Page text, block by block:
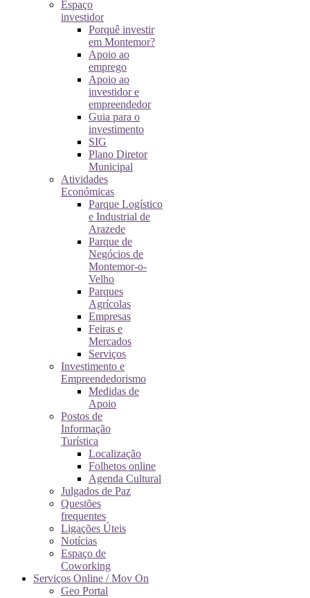
Espaço
investidor
Porquê investir
em Montemor?
Apoio ao
emprego
Apoio ao
investidor e
empreendedor
Guia para o
investimento
SIG
Plano Diretor
Municipal
Atividades
Económicas
Parque Logístico
e Industrial de
Arazede
Parque de
Negócios de
Montemor-o-
Velho
Parques
Agrícolas
Empresas
Feiras e
Mercados
Serviços
Investimento e
Empreendedorismo
Medidas de
Apoio
Postos de
Informação
Turística
Localização
Folhetos online
Agenda Cultural
Julgados de Paz
Questões
frequentes
Ligações Úteis
Notícias
Espaço de
Coworking
Serviços Online / Mov On
Geo Portal